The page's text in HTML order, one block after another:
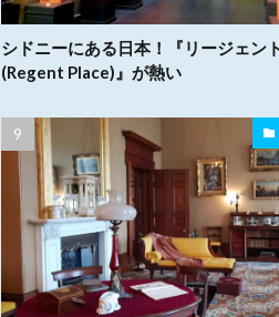
シドニーにある日本！『リージェン
(Regent Place)』が熱い